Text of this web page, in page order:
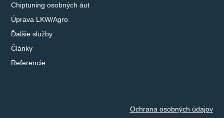
Chiptuning osobných áut
Úprava LKW/Agro
Ďalšie služby
Články
Referencie
Ochrana osobných údajov